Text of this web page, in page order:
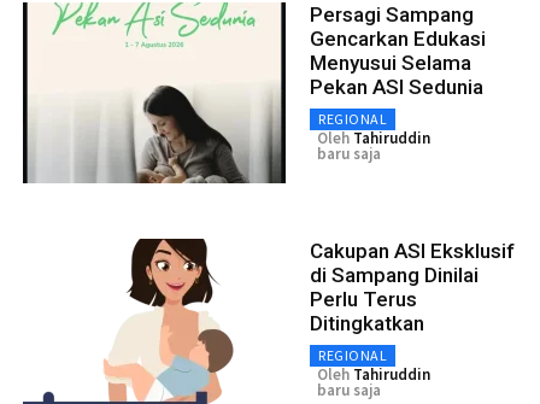
Persagi Sampang
Gencarkan Edukasi
Menyusui Selama
Pekan ASI Sedunia
REGIONAL
Oleh Tahiruddin
baru saja
Cakupan ASI Eksklusif
di Sampang Dinilai
Perlu Terus
Ditingkatkan
REGIONAL
Oleh Tahiruddin
baru saja